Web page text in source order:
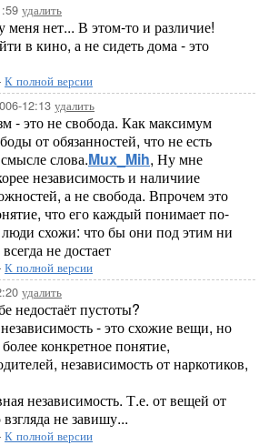
удалить
меня нет... В этом-то и различие!
в кино, а не сидеть дома - это
К полной версии
12:13 удалить
- это не свобода. Как максимум
от обязанностей, что не есть
слова.Mux_Mih, Ну мне
независимость и наличиие
а не свобода. Впрочем это
что его каждый понимает по-
схожи: что бы они под этим ни
не достает
К полной версии
удалить
недостаёт пустоты?
- это схожие вещи, но
конкретное понятие,
независимость от наркотиков,
независимость. Т.е. от вещей от
не завишу...
К полной версии